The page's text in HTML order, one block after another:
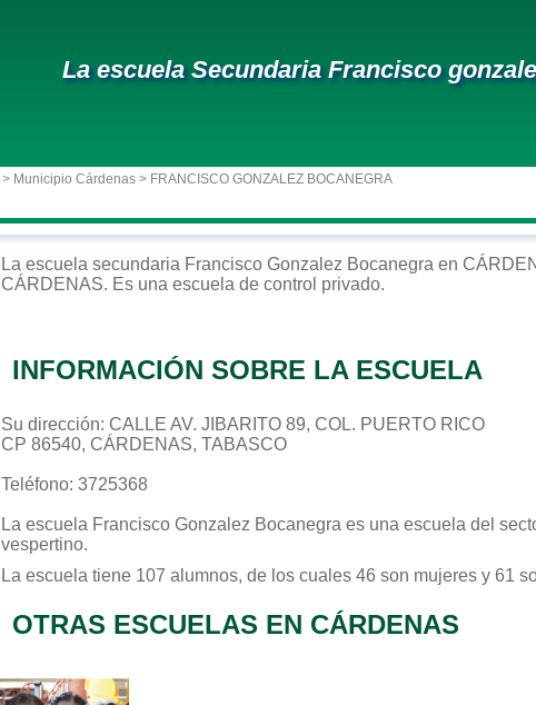
La escuela Secundaria Francisco
> Municipio Cárdenas > FRANCISCO GONZALEZ BOCANEGRA
La escuela secundaria Francisco Gonzalez Bocanegra en
CÁRDENAS. Es una escuela de control privado.
INFORMACIÓN SOBRE LA ESCUELA
Su dirección: CALLE AV. JIBARITO 89, COL. PUERTO RICO
CP 86540, CÁRDENAS, TABASCO
Teléfono: 3725368
La escuela Francisco Gonzalez Bocanegra es una escuela del
vespertino.
La escuela tiene 107 alumnos, de los cuales 46 son mujeres y 61
OTRAS ESCUELAS EN CÁRDENAS